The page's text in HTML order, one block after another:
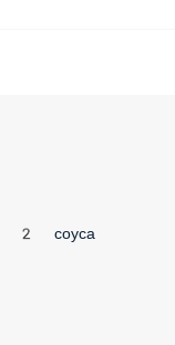
2 соуса